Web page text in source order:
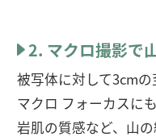
2. マクロ撮影で
被写体に対して3cm
マクロ フォーカスに
岩肌の質感など、山